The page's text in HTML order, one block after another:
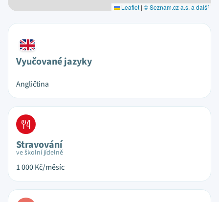
Leaflet | © Seznam.cz a.s. a další
Vyučované jazyky
Angličtina
Stravování
ve školní jídelně
1 000Kč/měsíc